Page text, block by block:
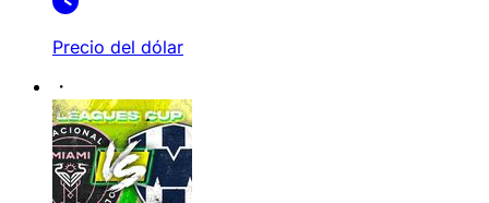
Precio del dólar